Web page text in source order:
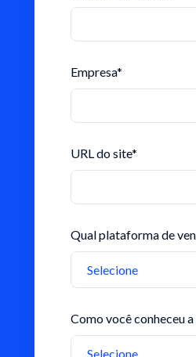
Empresa*
URL do site*
Qual plataforma de
Como você conheceu